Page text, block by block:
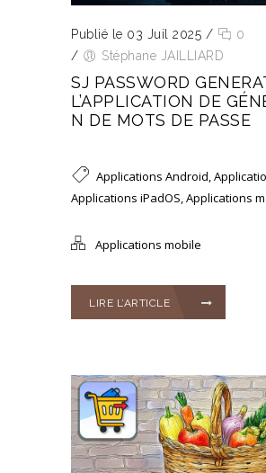
Publié le 03 Juil 2025 /
0
/
Stéphane JAILLIARD
SJ PASSWORD
L’APPLICATION DE
N DE MOTS DE PASSE
Applications Android,
Applications iPadOS,Applications
Applications mobile
LIRE L’ARTICLE